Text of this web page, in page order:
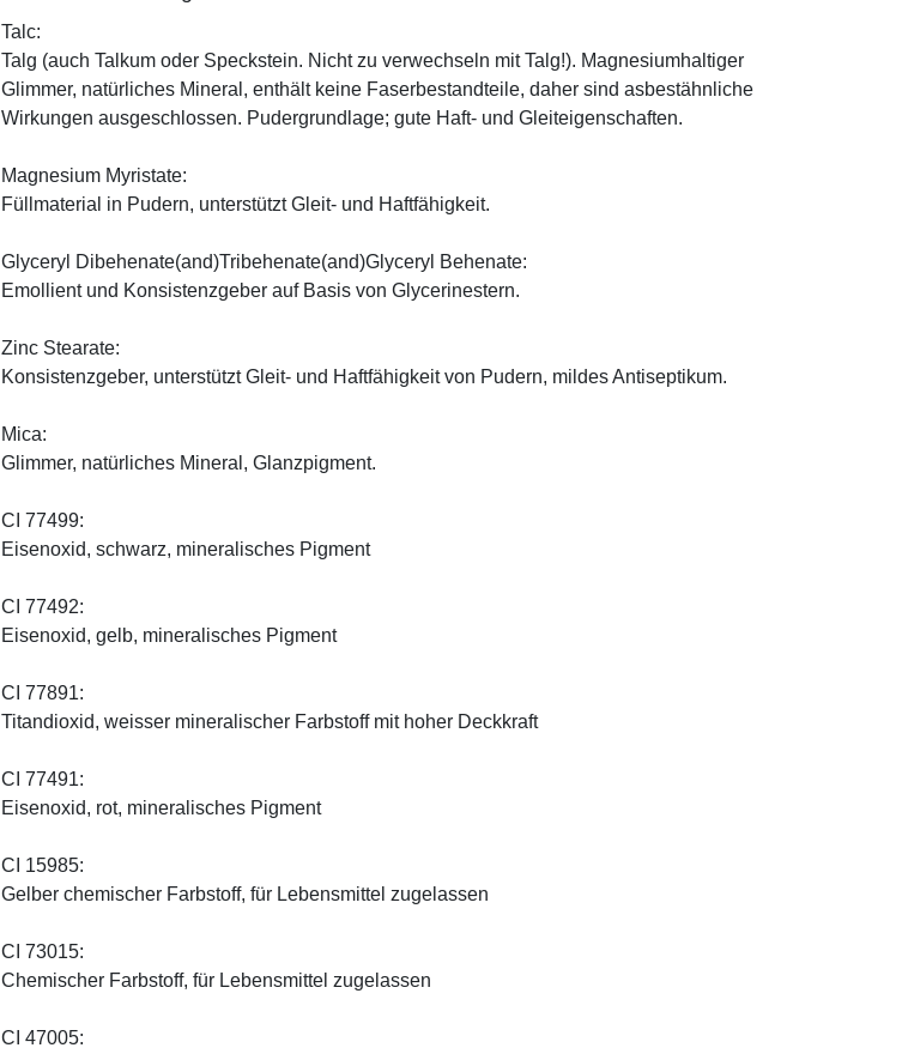
Talc:
Talg (auch Talkum oder Speckstein. Nicht zu verwechseln mit Talg!). Magnesiumhaltiger
Glimmer, natürliches Mineral, enthält keine Faserbestandteile, daher sind asbestähnliche
Wirkungen ausgeschlossen. Pudergrundlage; gute Haft- und Gleiteigenschaften.
Magnesium Myristate:
Füllmaterial in Pudern, unterstützt Gleit- und Haftfähigkeit.
Glyceryl Dibehenate(and)Tribehenate(and)Glyceryl Behenate:
Emollient und Konsistenzgeber auf Basis von Glycerinestern.
Zinc Stearate:
Konsistenzgeber, unterstützt Gleit- und Haftfähigkeit von Pudern, mildes Antiseptikum.
Mica:
Glimmer, natürliches Mineral, Glanzpigment.
CI 77499:
Eisenoxid, schwarz, mineralisches Pigment
CI 77492:
Eisenoxid, gelb, mineralisches Pigment
CI 77891:
Titandioxid, weisser mineralischer Farbstoff mit hoher Deckkraft
CI 77491:
Eisenoxid, rot, mineralisches Pigment
CI 15985:
Gelber chemischer Farbstoff, für Lebensmittel zugelassen
CI 73015:
Chemischer Farbstoff, für Lebensmittel zugelassen
CI 47005: